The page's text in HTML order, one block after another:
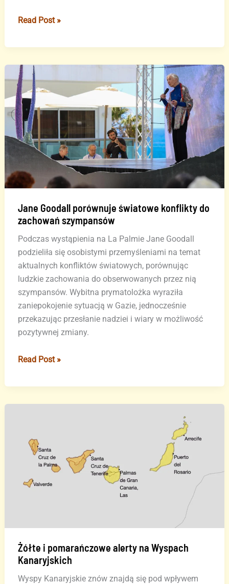
Rekordowe
bananów
Wysp
Kanaryjskich
w
2025
roku
Read Post »
Jane Goodall porównuje światowe konflikty do
zachowań szympansów
Podczas wystąpienia na La Palmie Jane Goodall
podzieliła się osobistymi przemyśleniami na temat
aktualnych konfliktów światowych, porównując
ludzkie zachowania do obserwowanych przez nią
szympansów. Wybitna prymatolożka wyraziła
zaniepokojenie sytuacją w Gazie, jednocześnie
przekazując przesłanie nadziei i wiary w możliwość
pozytywnej zmiany.
Jane
porównuje
zachowań
szympansów
Read Post »
Żółte i pomarańczowe alerty na Wyspach
Kanaryjskich
Wyspy Kanaryjskie znów znajdą się pod wpływem